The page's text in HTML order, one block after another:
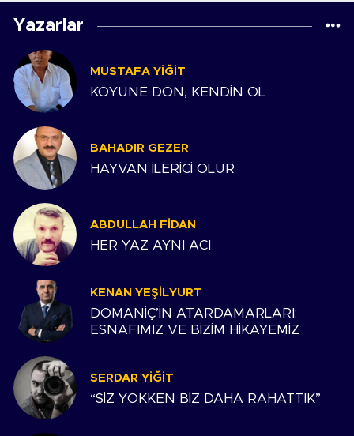
Yazarlar
MUSTAFA YIĞIT
KÖYÜNE DÖN, KENDİN OL
BAHADIR GEZER
HAYVAN İLERİCİ OLUR
ABDULLAH FIDAN
HER YAZ AYNI ACI
KENAN YEŞILYURT
DOMANİÇ’İN ATARDAMARLARI:
ESNAFIMIZ VE BİZİM HİKAYEMİZ
SERDAR YIĞIT
“SİZ YOKKEN BİZ DAHA RAHATTIK”